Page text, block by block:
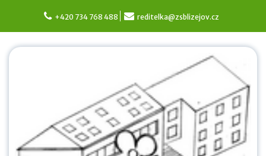
content
+420 734 768 488 reditelka@zsblizejov.cz